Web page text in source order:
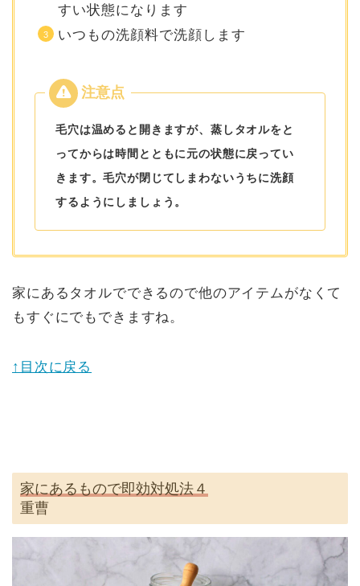
すい状態になります
いつもの洗顔料で洗顔します
毛穴は温めると開きますが、蒸しタオルをと
ってからは時間とともに元の状態に戻ってい
きます。毛穴が閉じてしまわないうちに洗顔
するようにしましょう。
家にあるタオルでできるので他のアイテムがなくて
もすぐにでもできますね。
↑目次に戻る
家にあるもので即効対処法４
重曹